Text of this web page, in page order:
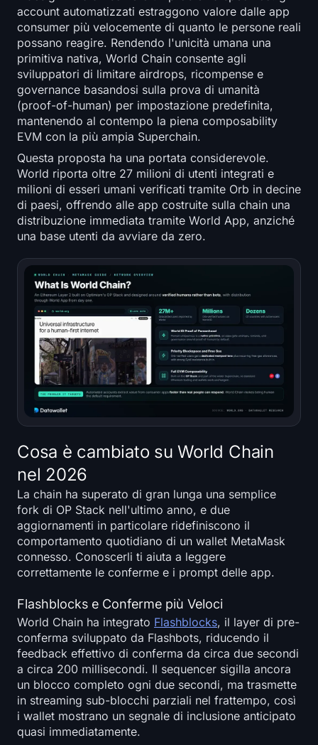
account automatizzati estraggono valore dalle app
consumer più velocemente di quanto le persone reali
possano reagire. Rendendo l'unicità umana una
primitiva nativa, World Chain consente agli
sviluppatori di limitare airdrops, ricompense e
governance basandosi sulla prova di umanità
(proof-of-human) per impostazione predefinita,
mantenendo al contempo la piena composability
EVM con la più ampia Superchain.
Questa proposta ha una portata considerevole.
World riporta oltre 27 milioni di utenti integrati e
milioni di esseri umani verificati tramite Orb in decine
di paesi, offrendo alle app costruite sulla chain una
distribuzione immediata tramite World App, anziché
una base utenti da avviare da zero.
Cosa è cambiato su World Chain
nel 2026
La chain ha superato di gran lunga una semplice
fork di OP Stack nell'ultimo anno, e due
aggiornamenti in particolare ridefiniscono il
comportamento quotidiano di un wallet MetaMask
connesso. Conoscerli ti aiuta a leggere
correttamente le conferme e i prompt delle app.
Flashblocks e Conferme più Veloci
World Chain ha integrato Flashblocks, il layer di pre-
conferma sviluppato da Flashbots, riducendo il
feedback effettivo di conferma da circa due secondi
a circa 200 millisecondi. Il sequencer sigilla ancora
un blocco completo ogni due secondi, ma trasmette
in streaming sub-blocchi parziali nel frattempo, così
i wallet mostrano un segnale di inclusione anticipato
quasi immediatamente.